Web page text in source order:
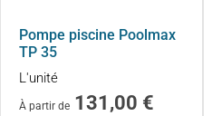
Pompe piscine Poolmax
TP 35
L'unité
À partir de 131,00 €